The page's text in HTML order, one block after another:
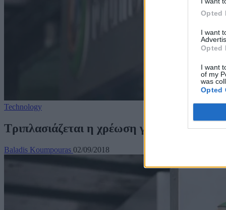
Opted
I want
Opted
I want
of my
was
Opted
Technology
Τριπλασιάζεται η χρέωση για
Baladis Koumpouras 02/09/2018